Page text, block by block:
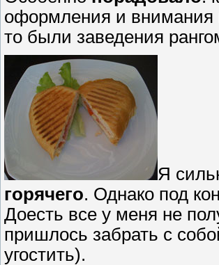
оформления и внимания
то были заведения
Я
горячего. Однако под
Доесть все у меня не
пришлось забрать с
угостить).